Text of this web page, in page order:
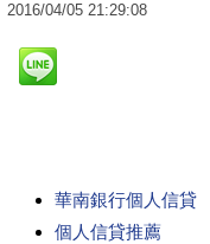
2016/04/05 21:29:08
華南銀行個人信貸
個人信貸推薦